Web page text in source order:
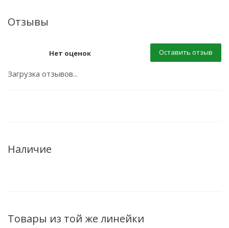
Отзывы
Нет оценок Оставить отзыв
Загрузка отзывов...
Наличие
Товары из той же линейки